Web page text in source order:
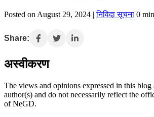
Posted on August 29, 2024 |निविदा सूचना 0
Share:
अस्वीकरण
The views and opinions expressed in this blog
author(s) and do not necessarily reflect the
of NeGD.